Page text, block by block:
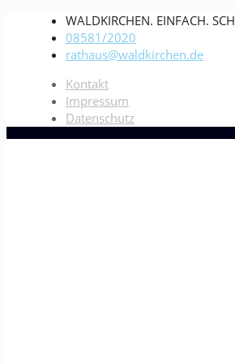
WALDKIRCHEN. EINFACH.
08581/2020
rathaus@waldkirchen.de
Kontakt
Impressum
Datenschutz